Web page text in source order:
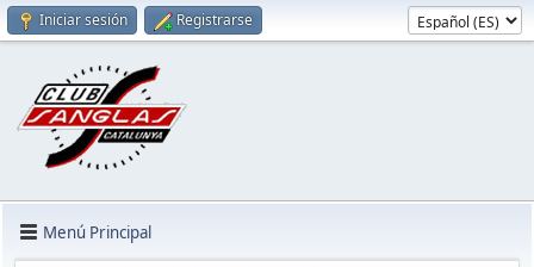
Iniciar sesión Registrarse
Menú Principal